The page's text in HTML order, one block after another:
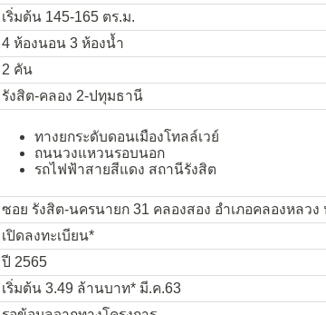
เริ่มต้น 145-165 ตร.ม.
4 ห้องนอน 3 ห้องน้ำ
2 คัน
รังสิต-คลอง 2-ปทุมธานี
ทางยกระดับดอนเมืองโทลล์เวย์
ถนนวงแหวนรอบนอก
รถไฟฟ้าสายสีแดง สถานีรังสิต
ซอย รังสิต-นครนายก 31 คลองสอง อำเภอคลองหลว
เปิดลงทะเบียน*
ปี 2565
เริ่มต้น 3.49 ล้านบาท* มี.ค.63